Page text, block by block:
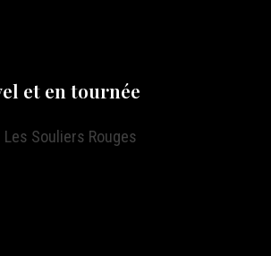
et en tournée
Souliers Rouges